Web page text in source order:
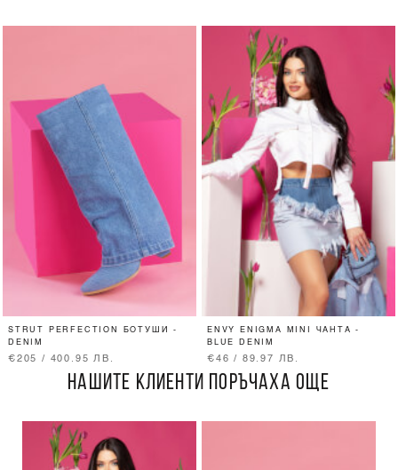
STRUT PERFECTION БОТУШИ -
DENIM
€205 / 400.95 ЛВ.
ENVY ENIGMA MINI ЧАНТА -
BLUE DENIM
€46 / 89.97 ЛВ.
НАШИТЕ КЛИЕНТИ ПОРЪЧАХА ОЩЕ